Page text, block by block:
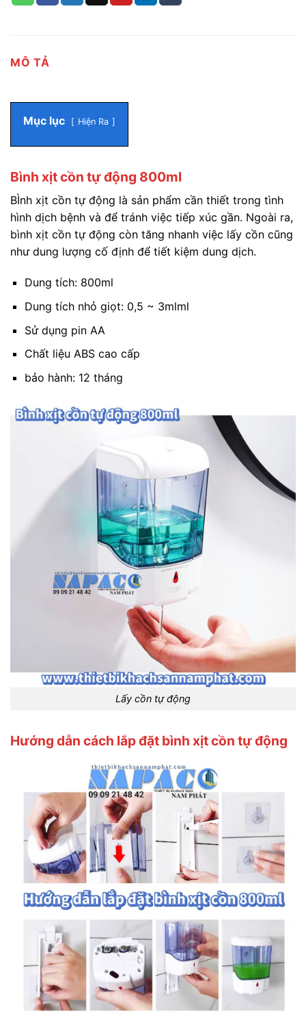
MÔ TẢ
Mục lục Hiện Ra
Bình xịt cồn tự động 800ml
BÌnh xịt cồn tự động là sản phẩm cần thiết trong tình
hình dịch bệnh và để tránh việc tiếp xúc gần. Ngoài ra,
bình xịt cồn tự động còn tăng nhanh việc lấy cồn cũng
như dung lượng cố định để tiết kiệm dung dịch.
Dung tích: 800ml
Dung tích nhỏ giọt: 0,5 ~ 3mlml
Sử dụng pin AA
Chất liệu ABS cao cấp
bảo hành: 12 tháng
Lấy cồn tự động
Hướng dẫn cách lắp đặt bình xịt cồn tự động